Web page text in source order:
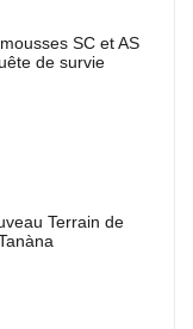
SC et AS
de survie
Terrain de